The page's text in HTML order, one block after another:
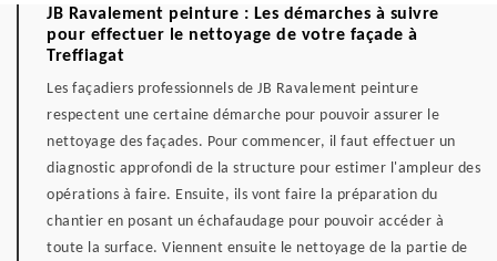
JB Ravalement peinture : Les démarches à suivre
pour effectuer le nettoyage de votre façade à
Treffiagat
Les façadiers professionnels de JB Ravalement peinture
respectent une certaine démarche pour pouvoir assurer le
nettoyage des façades. Pour commencer, il faut effectuer un
diagnostic approfondi de la structure pour estimer l'ampleur des
opérations à faire. Ensuite, ils vont faire la préparation du
chantier en posant un échafaudage pour pouvoir accéder à
toute la surface. Viennent ensuite le nettoyage de la partie de